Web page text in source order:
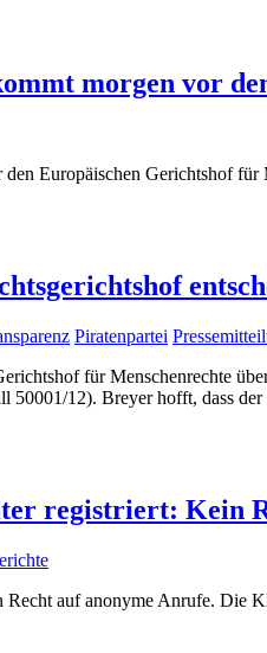
morgen vor
Europäischen Gerichtshof für
Piratenpartei
für Menschenrechte
12). Breyer hofft, dass
registriert: Kein
auf anonyme Anrufe. Die